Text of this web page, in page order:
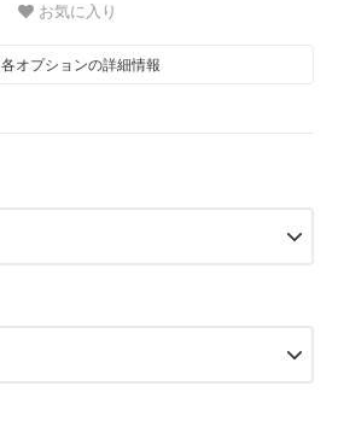
お気に入り
各オプションの詳細情報